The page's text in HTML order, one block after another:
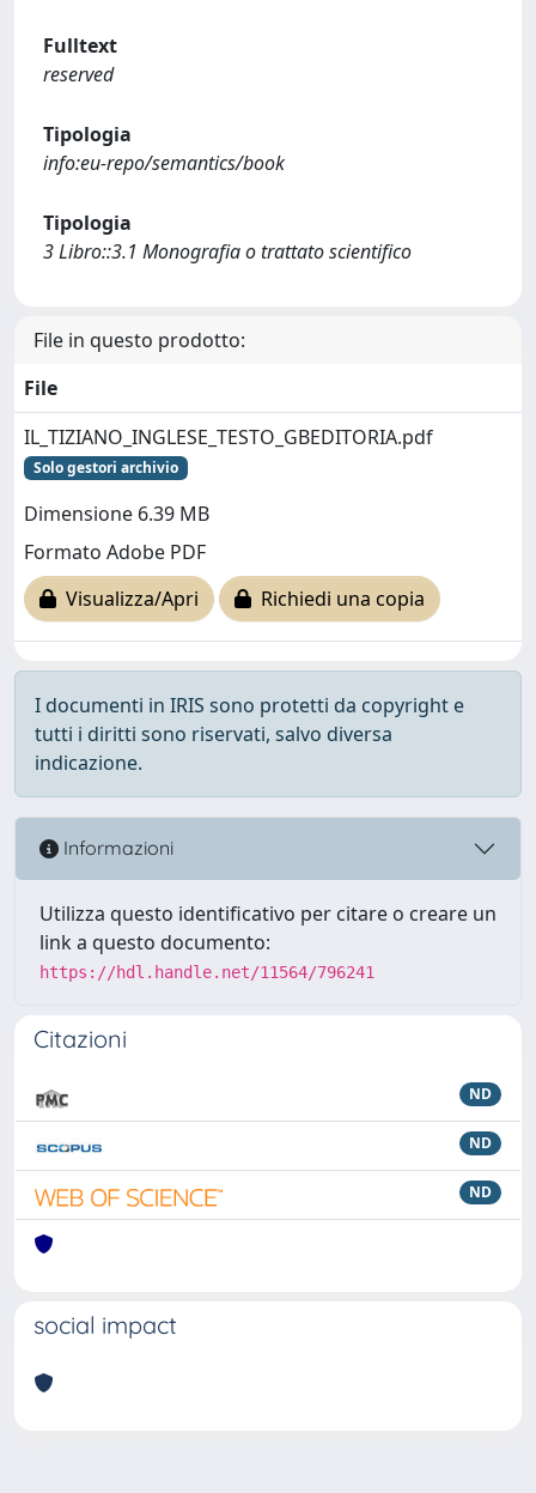
Fulltext
reserved
Tipologia
info:eu-repo/semantics/book
Tipologia
3 Libro::3.1 Monografia o trattato scientifico
File in questo prodotto:
File
IL_TIZIANO_INGLESE_TESTO_GBEDITORIA.pdf
Solo gestori archivio
Dimensione 6.39 MB
Formato Adobe PDF
Visualizza/Apri
Richiedi una copia
I documenti in IRIS sono protetti da copyright e
tutti i diritti sono riservati, salvo diversa
indicazione.
Informazioni
Utilizza questo identificativo per citare o creare un
link a questo documento:
https://hdl.handle.net/11564/796241
Citazioni
ND
ND
ND
social impact